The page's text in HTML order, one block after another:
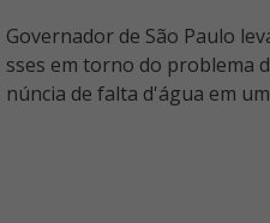
Governador de São Paulo
sses em torno do problema
núncia de falta d'água em